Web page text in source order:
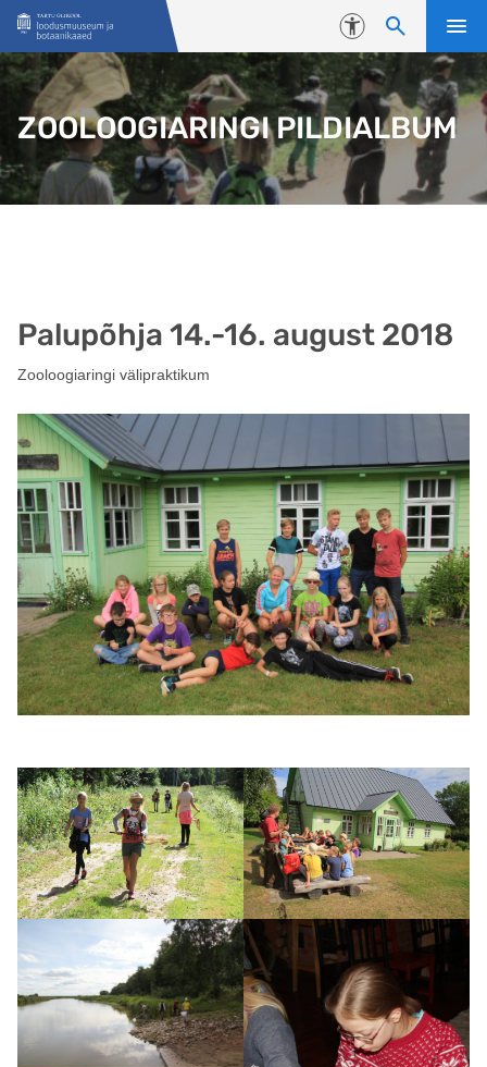
Liigu edasi põhisisu juurde
Juurdepääsetavus
ZOOLOOGIARINGI PILDIALBUM
Palupõhja 14.-16. august 2018
Zooloogiaringi välipraktikum